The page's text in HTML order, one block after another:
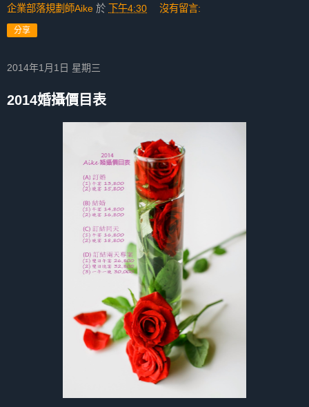
企業部落規劃師Aike 於 下午4:30 沒有留言:
分享
2014年1月1日 星期三
2014婚攝價目表